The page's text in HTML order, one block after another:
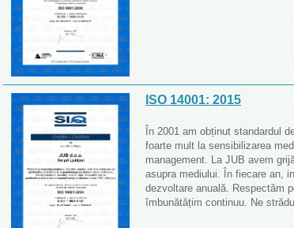
ISO 14001: 2015
În 2001 am obținut standardul
foarte mult la sensibilizarea
management. La JUB avem
asupra mediului. În fiecare an,
dezvoltare anuală. Respectăm
îmbunătățim continuu. Ne